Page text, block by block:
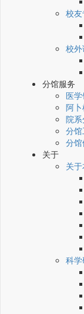
校
校
分馆服务
医
阿
院
分
分
关于
关
科